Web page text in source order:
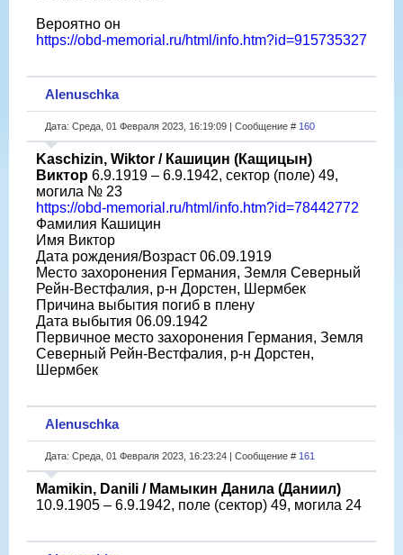
Вероятно он
https://obd-memorial.ru/html/info.htm?id=915735327
Alenuschka
Дата: Среда, 01 Февраля 2023, 16:19:09 | Сообщение # 160
Kaschizin, Wiktor / Кашицин (Кащицын)
Виктор 6.9.1919 – 6.9.1942, сектор (поле) 49,
могила № 23
https://obd-memorial.ru/html/info.htm?id=78442772
Фамилия Кашицин
Имя Виктор
Дата рождения/Возраст 06.09.1919
Место захоронения Германия, Земля Северный
Рейн-Вестфалия, р-н Дорстен, Шермбек
Причина выбытия погиб в плену
Дата выбытия 06.09.1942
Первичное место захоронения Германия, Земля
Северный Рейн-Вестфалия, р-н Дорстен,
Шермбек
Alenuschka
Дата: Среда, 01 Февраля 2023, 16:23:24 | Сообщение # 161
Mamikin, Danili / Мамыкин Данила (Даниил)
10.9.1905 – 6.9.1942, поле (сектор) 49, могила 24